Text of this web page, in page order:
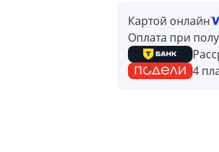
Картой онлайн
Оплата при
4